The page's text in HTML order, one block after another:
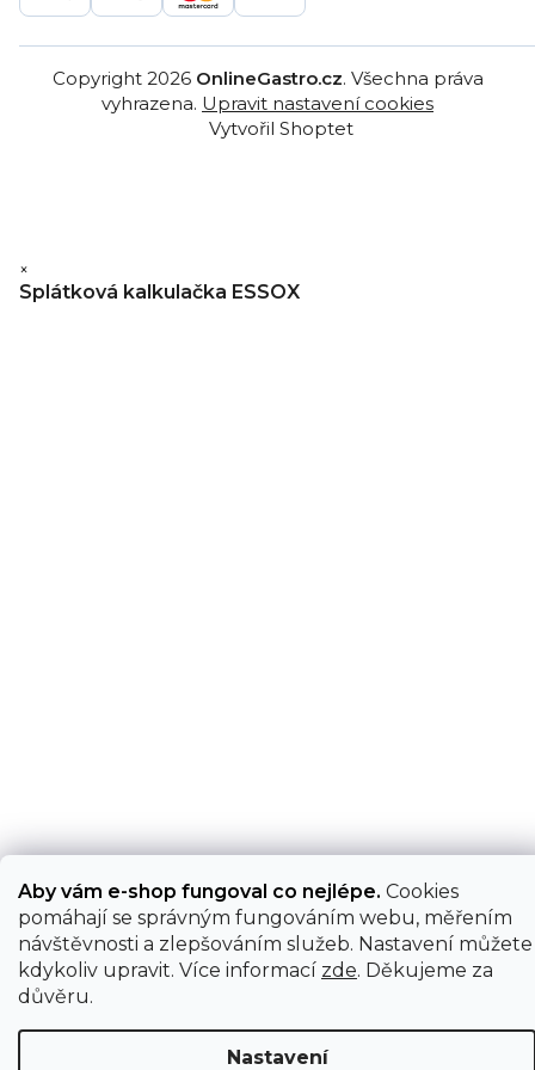
Aby vám e-shop fungoval co nejlépe. Cookies
pomáhají se správným fungováním webu, měřením
návštěvnosti a zlepšováním služeb. Nastavení můžete
kdykoliv upravit. Více informací zde. Děkujeme za
důvěru.
Nastavení
Vytvořil Shoptet
Copyright 2026 OnlineGastro.cz. Všechna práva
vyhrazena. Upravit nastavení cookies
×
Splátková kalkulačka ESSOX